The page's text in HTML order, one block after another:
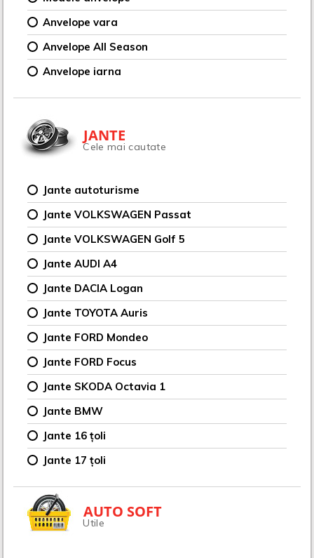
Anvelope vara
Anvelope All Season
Anvelope iarna
JANTE
Cele mai cautate
Jante autoturisme
Jante VOLKSWAGEN Passat
Jante VOLKSWAGEN Golf 5
Jante AUDI A4
Jante DACIA Logan
Jante TOYOTA Auris
Jante FORD Mondeo
Jante FORD Focus
Jante SKODA Octavia 1
Jante BMW
Jante 16 țoli
Jante 17 țoli
AUTO SOFT
Utile